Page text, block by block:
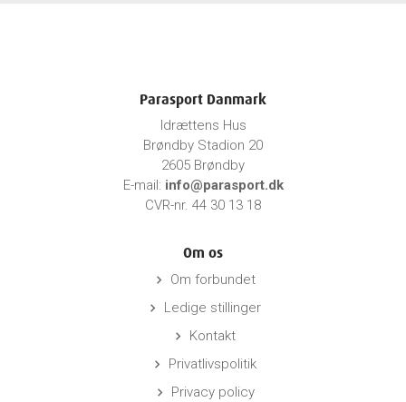
Parasport Danmark
Idrættens Hus
Brøndby Stadion 20
2605 Brøndby
E-mail: info@parasport.dk
CVR-nr. 44 30 13 18
Om os
keyboard_arrow_right Om forbundet
keyboard_arrow_right Ledige stillinger
keyboard_arrow_right Kontakt
keyboard_arrow_right Privatlivspolitik
keyboard_arrow_right Privacy policy